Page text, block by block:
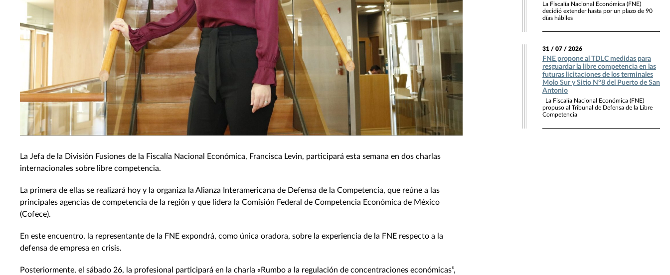
La Jefa de la División Fusiones de la Fiscalía Nacional Económica, Francisca Levin, participará esta semana en dos charlas
internacionales sobre libre competencia.
La primera de ellas se realizará hoy y la organiza la Alianza Interamericana de Defensa de la Competencia, que reúne a las
principales agencias de competencia de la región y que lidera la Comisión Federal de Competencia Económica de México
(Cofece).
En este encuentro, la representante de la FNE expondrá, como única oradora, sobre la experiencia de la FNE respecto a la
defensa de empresa en crisis.
Posteriormente, el sábado 26, la profesional participará en la charla «Rumbo a la regulación de concentraciones económicas”,
La Fiscalía Nacional Económica (FNE)
decidió extender hasta por un plazo de 90
días hábiles
31 / 07 / 2026
FNE propone al TDLC medidas para
resguardar la libre competencia en las
futuras licitaciones de los terminales
Molo Sur y Sitio N°8 del Puerto de San
Antonio
La Fiscalía Nacional Económica (FNE)
propuso al Tribunal de Defensa de la Libre
Competencia